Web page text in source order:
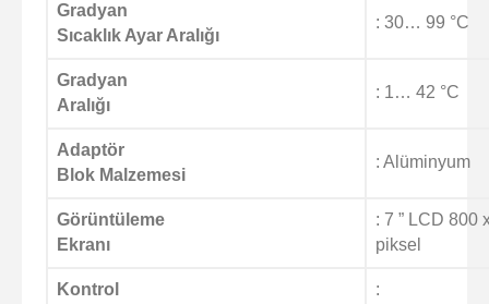
Gradyan
Sıcaklık Ayar Aralığı
: 30… 99 °C
Gradyan
Aralığı
: 1… 42 °C
Adaptör
Blok Malzemesi
: Alüminyum
Görüntüleme
Ekranı
: 7 ” LCD 800
piksel
Kontrol
: